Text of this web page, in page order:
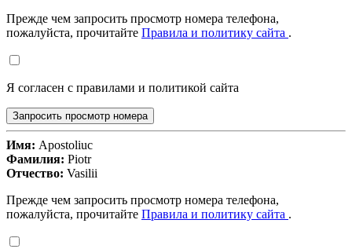
Прежде чем запросить просмотр номера телефона,
пожалуйста, прочитайте Правила и политику сайта .
Я согласен с правилами и политикой сайта
Запросить просмотр номера
Имя: Apostoliuc
Фамилия: Piotr
Отчество: Vasilii
Прежде чем запросить просмотр номера телефона,
пожалуйста, прочитайте Правила и политику сайта .